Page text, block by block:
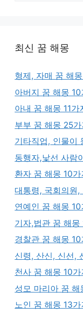
최신 꿈 해몽
형제, 자매 꿈 해
아버지 꿈 해몽
아내 꿈 해몽 11가
부부 꿈 해몽 25
기타직업, 인물이
동행자,낯선 사람
환자 꿈 해몽 10가
대통령, 국회의원,
연예인 꿈 해몽 10
기자,법관 꿈 해몽
경찰관 꿈 해몽 10
신령, 산신, 신선,
천사 꿈 해몽 10가
성모 마리아 꿈 해
노인 꿈 해몽 13가